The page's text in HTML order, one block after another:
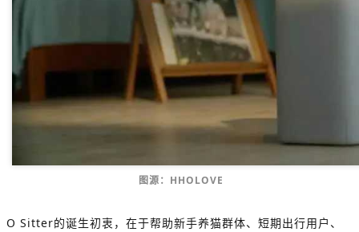
图源：HHOLOVE
O Sitter的诞生初衷，在于帮助新手养猫群体、短期出行用户、